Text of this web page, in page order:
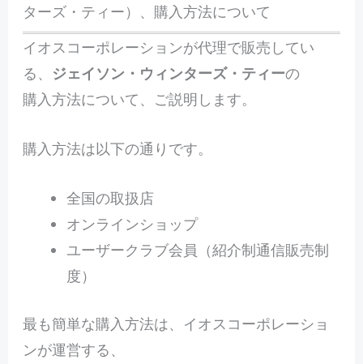
ターズ・ティー）、購入方法について
イオスコーポレーションが代理で販売してい
る、 ジェイソン・ウィンターズ・ティーの
購入方法について、ご説明します。
購入方法は以下の通りです。
全国の取扱店
オンラインショップ
ユーザークラブ会員（紹介制通信販売制
度）
最も簡単な購入方法は、イオスコーポレーショ
ンが運営する、